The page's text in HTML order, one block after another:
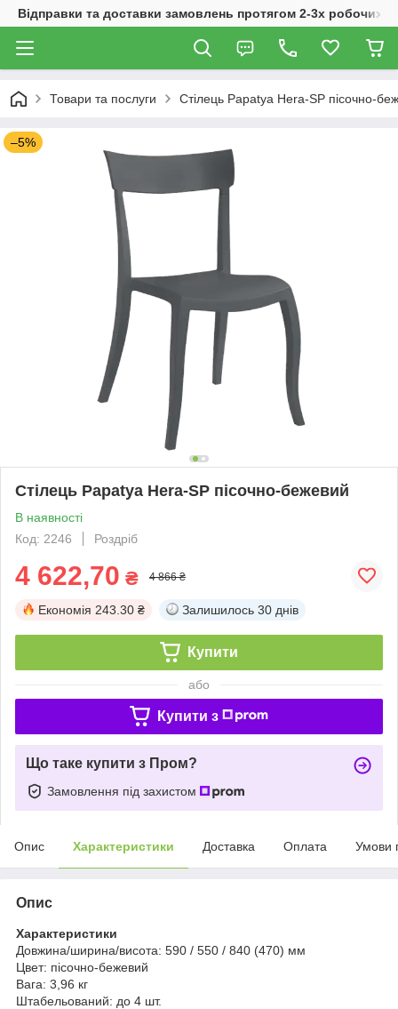
Відправки та доставки замовлень протягом 2-3х робочих
Товари та послуги Стілець Papatya Hera-SP пісочно-
–5%
Стілець Papatya Hera-SP пісочно-бежевий
В наявності
Код: 2246
Роздріб
4 622,70 ₴ 4 866 ₴
Економія 243.30 ₴ Залишилось 30 днів
Купити
або
Купити з
Що таке купити з Пром?
Замовлення під захистом
Опис Характеристики Доставка Оплата Умови
Опис
Характеристики
Довжина/ширина/висота: 590 / 550 / 840 (470) мм
Цвет: пісочно-бежевий
Вага: 3,96 кг
Штабельований: до 4 шт.